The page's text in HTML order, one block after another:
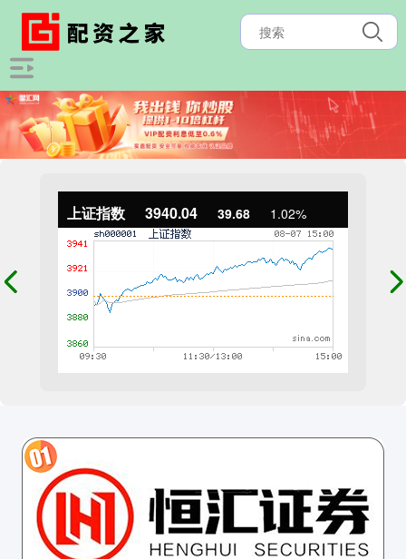
上证指数 3940.04 39.68 1.02%